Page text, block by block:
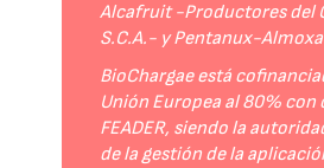
Alcafruit -Productores del
S.C.A.- y Pentanux-
BioChargae está
Unión Europea al 80% con
FEADER, siendo la
de la gestión de la